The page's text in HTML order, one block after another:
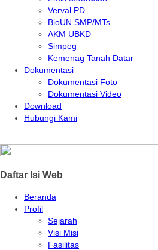
Verval PD
BioUN SMP/MTs
AKM UBKD
Simpeg
Kemenag Tanah Datar
Dokumentasi
Dokumentasi Foto
Dokumentasi Video
Download
Hubungi Kami
Daftar Isi Web
Beranda
Profil
Sejarah
Visi Misi
Fasilitas